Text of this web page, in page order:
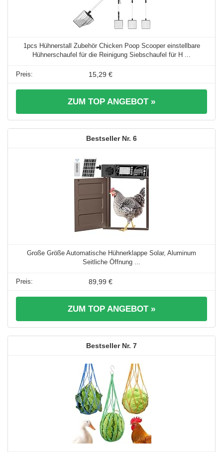
1pcs Hühnerstall Zubehör Chicken Poop Scooper einstellbare
Hühnerschaufel für die Reinigung Siebschaufel für H ...
15,29 €
ZUM TOP ANGEBOT »
6
Große Größe Automatische Hühnerklappe Solar, Aluminum
Seitliche Öffnung ...
89,99 €
ZUM TOP ANGEBOT »
7